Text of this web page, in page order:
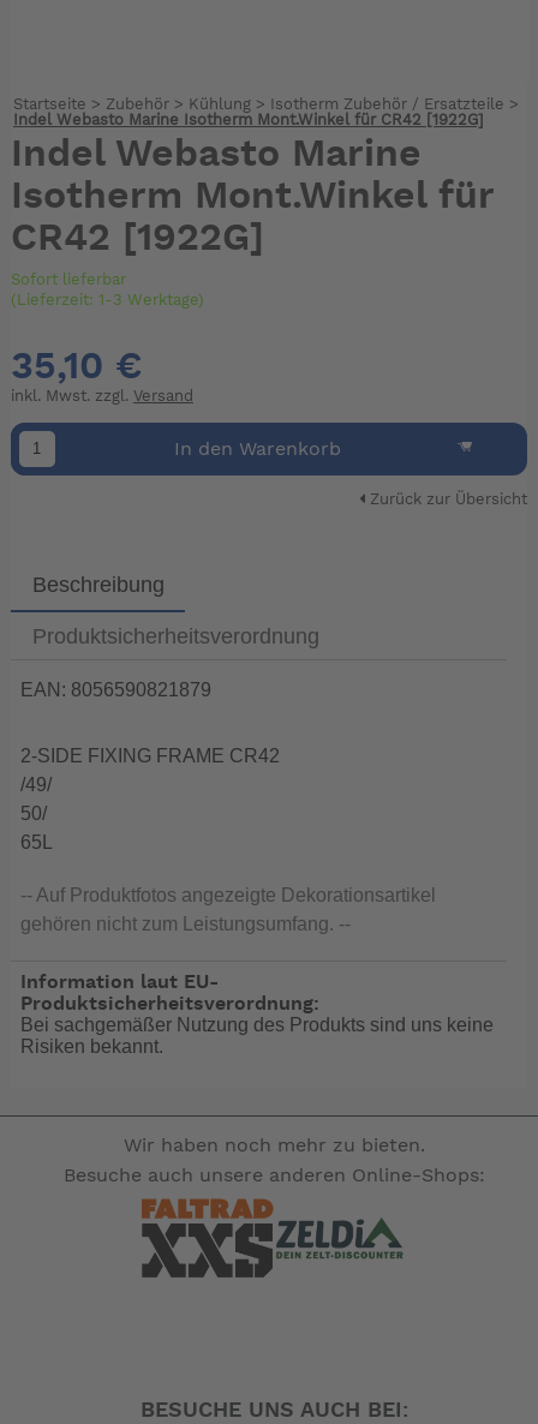
Startseite > Zubehör> Kühlung> Isotherm Zubehör / Ersatzteile >
Indel Webasto Marine Isotherm Mont.Winkel für CR42 [1922G]
Indel Webasto Marine
Isotherm Mont.Winkel für
CR42 [1922G]
Sofort lieferbar
(Lieferzeit: 1-3 Werktage)
35,10 €
inkl. Mwst. zzgl. Versand
In den Warenkorb
Zurück zur Übersicht
Beschreibung
Produktsicherheitsverordnung
EAN: 8056590821879
2-SIDE FIXING FRAME CR42
/49/
50/
65L
-- Auf Produktfotos angezeigte Dekorationsartikel
gehören nicht zum Leistungsumfang. --
Information laut EU-
Produktsicherheitsverordnung:
Bei sachgemäßer Nutzung des Produkts sind uns keine
Risiken bekannt.
Wir haben noch mehr zu bieten.
Besuche auch unsere anderen Online-Shops:
BESUCHE UNS AUCH BEI: